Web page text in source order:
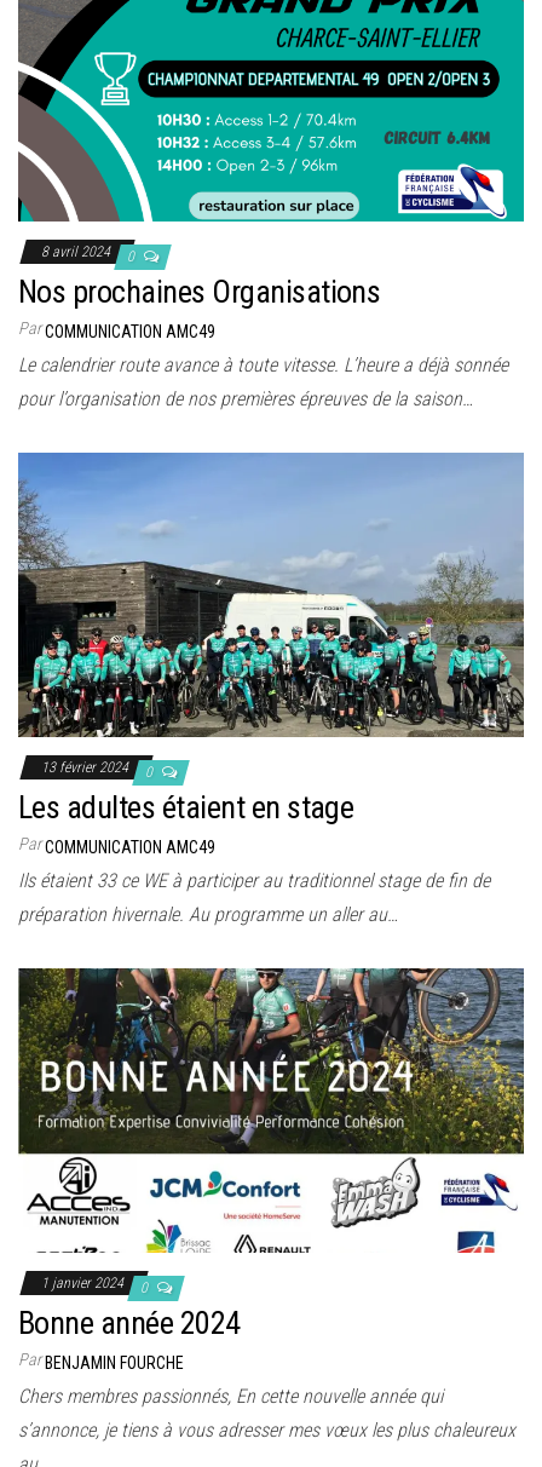
8 avril 2024 0
Nos prochaines Organisations
ParCOMMUNICATION AMC49
Le calendrier route avance à toute vitesse. L’heure a déjà sonnée
pour l’organisation de nos premières épreuves de la saison…
13 février 2024 0
Les adultes étaient en stage
ParCOMMUNICATION AMC49
Ils étaient 33 ce WE à participer au traditionnel stage de fin de
préparation hivernale. Au programme un aller au…
1 janvier 2024 0
Bonne année 2024
ParBENJAMIN FOURCHE
Chers membres passionnés, En cette nouvelle année qui
s’annonce, je tiens à vous adresser mes vœux les plus chaleureux